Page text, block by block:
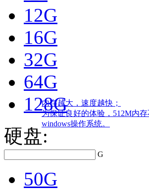
12G
16G
32G
64G
128G
内存越大，速度越快；
为保证良好的体验，512M内
windows操作系统。
硬盘:
G
50G